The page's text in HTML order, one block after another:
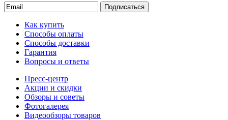
Подписаться
Как купить
Способы оплаты
Способы доставки
Гарантия
Вопросы и ответы
Пресс-центр
Акции и скидки
Обзоры и советы
Фотогалерея
Видеообзоры товаров